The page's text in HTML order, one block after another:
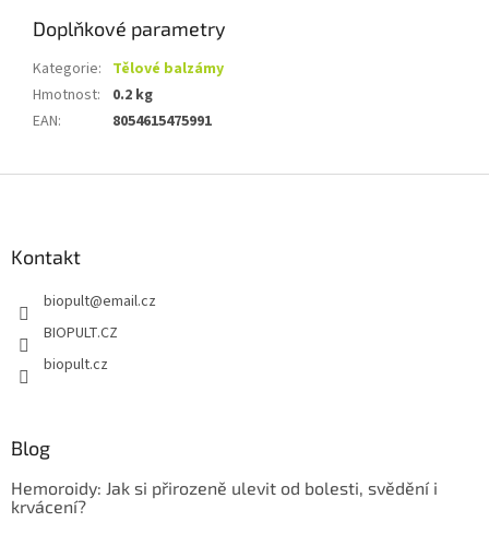
Doplňkové parametry
Kategorie: Tělové balzámy
Hmotnost:
0.2 kg
EAN: 8054615475991
Kontakt
biopult@email.cz
BIOPULT.CZ
biopult.cz
Blog
Hemoroidy: Jak si přirozeně ulevit od bolesti, svědění i
krvácení?